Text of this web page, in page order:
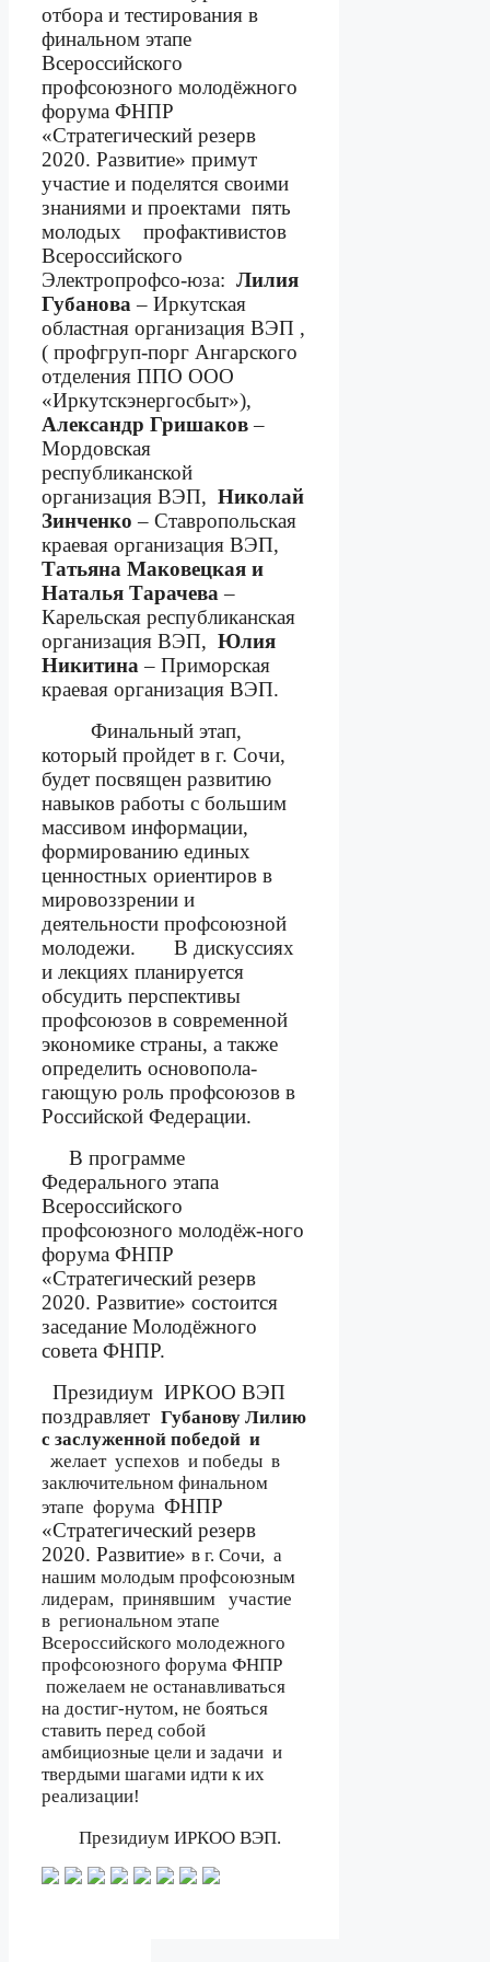
отбора и тестирования в
финальном этапе
Всероссийского
профсоюзного молодёжного
форума ФНПР
«Стратегический резерв
2020. Развитие» примут
участие и поделятся своими
знаниями и проектами пять
молодых
профактивистов
Всероссийского
Электропрофсо-юза: Лилия
Губанова – Иркутская
областная организация ВЭП ,
( профгруп-порг Ангарского
отделения ППО ООО
«Иркутскэнергосбыт»),
Александр Гришаков–
Мордовская
республиканской
организация ВЭП, Николай
Зинченко – Ставропольская
краевая организация ВЭП,
Татьяна Маковецкая и
Наталья Тарачева –
Карельская республиканская
организация ВЭП, Юлия
Никитина – Приморская
краевая организация ВЭП.
Финальный этап,
который пройдет в г. Сочи,
будет посвящен развитию
навыков работы с большим
массивом информации,
формированию единых
ценностных ориентиров в
мировоззрении и
деятельности профсоюзной
молодежи.
В дискуссиях
и лекциях планируется
обсудить перспективы
профсоюзов в современной
экономике страны, а также
определить основопола-
гающую роль профсоюзов в
Российской Федерации.
В программе
Федерального этапа
Всероссийского
профсоюзного молодёж-ного
форума ФНПР
«Стратегический резерв
2020. Развитие» состоится
заседание Молодёжного
совета ФНПР.
Президиум ИРКОО ВЭП
поздравляет Губанову Лилию
с заслуженной победой и
желает успехов и победы в
заключительном финальном
этапе форума ФНПР
«Стратегический резерв
2020. Развитие» в г. Сочи, а
нашим молодым профсоюзным
лидерам, принявшим
участие
в региональном этапе
Всероссийского молодежного
профсоюзного форума ФНПР
пожелаем не останавливаться
на достиг-нутом, не бояться
ставить перед собой
амбициозные цели и задачи и
твердыми шагами идти к их
реализации!
Президиум ИРКОО ВЭП.